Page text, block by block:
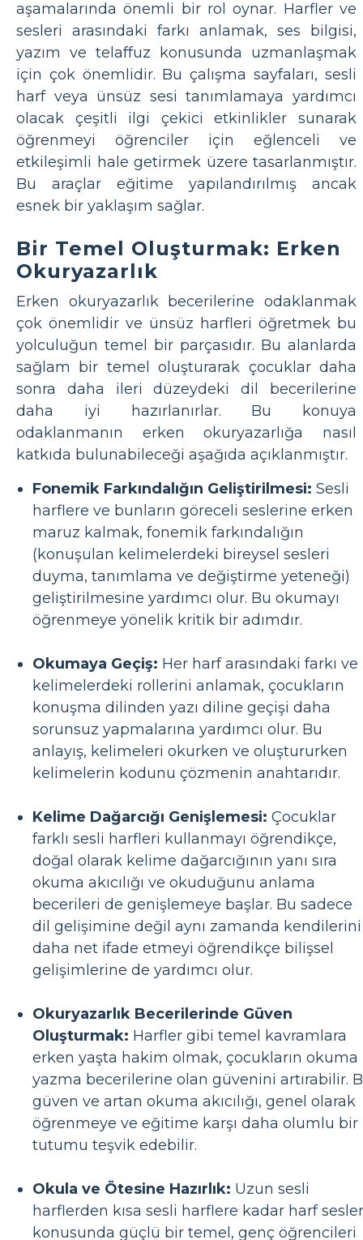
aşamalarında önemli bir rol oynar. Harfler ve
sesleri arasındaki farkı anlamak, ses bilgisi,
yazım ve telaffuz konusunda uzmanlaşmak
için çok önemlidir. Bu çalışma sayfaları, sesli
harf veya ünsüz sesi tanımlamaya yardımcı
olacak çeşitli ilgi çekici etkinlikler sunarak
öğrenmeyi öğrenciler için eğlenceli ve
etkileşimli hale getirmek üzere tasarlanmıştır.
Bu araçlar eğitime yapılandırılmış ancak
esnek bir yaklaşım sağlar.
Bir Temel Oluşturmak: Erken
Okuryazarlık
Erken okuryazarlık becerilerine odaklanmak
çok önemlidir ve ünsüz harfleri öğretmek bu
yolculuğun temel bir parçasıdır. Bu alanlarda
sağlam bir temel oluşturarak çocuklar daha
sonra daha ileri düzeydeki dil becerilerine
daha iyi hazırlanırlar. Bu konuya
odaklanmanın erken okuryazarlığa nasıl
katkıda bulunabileceği aşağıda açıklanmıştır.
Fonemik Farkındalığın Geliştirilmesi: Sesli
harflere ve bunların göreceli seslerine erken
maruz kalmak, fonemik farkındalığın
(konuşulan kelimelerdeki bireysel sesleri
duyma, tanımlama ve değiştirme yeteneği)
geliştirilmesine yardımcı olur. Bu okumayı
öğrenmeye yönelik kritik bir adımdır.
Okumaya Geçiş: Her harf arasındaki farkı ve
kelimelerdeki rollerini anlamak, çocukların
konuşma dilinden yazı diline geçişi daha
sorunsuz yapmalarına yardımcı olur. Bu
anlayış, kelimeleri okurken ve oluştururken
kelimelerin kodunu çözmenin anahtarıdır.
Kelime Dağarcığı Genişlemesi: Çocuklar
farklı sesli harfleri kullanmayı öğrendikçe,
doğal olarak kelime dağarcığının yanı sıra
okuma akıcılığı ve okuduğunu anlama
becerileri de genişlemeye başlar. Bu sadece
dil gelişimine değil aynı zamanda kendilerini
daha net ifade etmeyi öğrendikçe bilişsel
gelişimlerine de yardımcı olur.
Okuryazarlık Becerilerinde Güven
Oluşturmak: Harfler gibi temel kavramlara
erken yaşta hakim olmak, çocukların okuma
yazma becerilerine olan güvenini artırabilir.
güven ve artan okuma akıcılığı, genel olarak
öğrenmeye ve eğitime karşı daha olumlu bir
tutumu teşvik edebilir.
Okula ve Ötesine Hazırlık: Uzun sesli
harflerden kısa sesli harflere kadar harf
konusunda güçlü bir temel, genç öğrencileri